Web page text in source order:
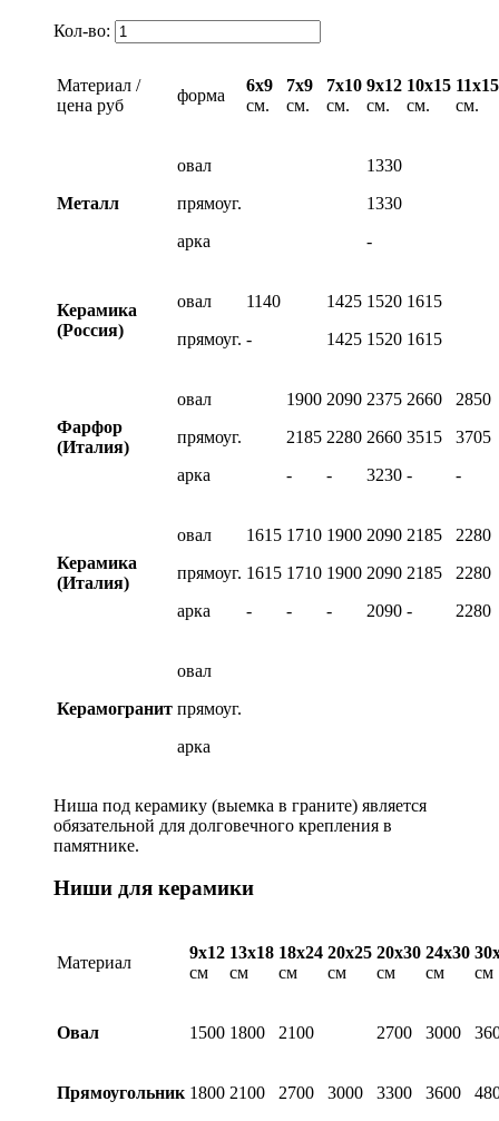
Кол-во:
Материал /
цена руб
форма
6х9
см.
7х9
см.
7х10
см.
9х12
см.
10х15
см.
11х15
см.
Металл
овал
прямоуг.
арка
1330
1330
-
Керамика
(Россия)
овал
прямоуг.
1140
-
1425
1425
1520
1520
1615
1615
Фарфор
(Италия)
овал
прямоуг.
арка
1900
2185
-
2090
2280
-
2375
2660
3230
2660
3515
-
2850
3705
-
Керамика
(Италия)
овал
прямоуг.
арка
1615
1615
-
1710
1710
-
1900
1900
-
2090
2090
2090
2185
2185
-
2280
2280
2280
Керамогранит
овал
прямоуг.
арка
Ниша под керамику (выемка в граните) является
обязательной для долговечного крепления в
памятнике.
Ниши для керамики
Материал
9х12
см
13х18
см
18х24
см
20х25
см
20х30
см
24х30
см
см
Овал 1500 1800 2100 2700 3000
Прямоугольник 1800 2100 2700 3000 3300 3600